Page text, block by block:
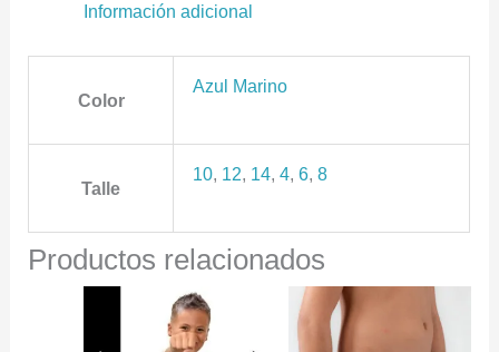
Información adicional
Color
Azul Marino
Talle
10, 12, 14, 4, 6, 8
Productos relacionados
Este
producto
Este
producto